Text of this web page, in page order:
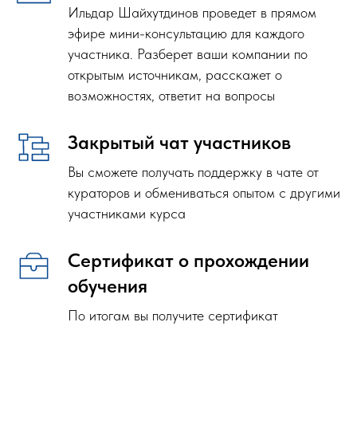
Ильдар Шайхутдинов проведет в прямом
эфире мини-консультацию для каждого
участника. Разберет ваши компании по
открытым источникам, расскажет о
возможностях, ответит на вопросы
Закрытый чат участников
Вы сможете получать поддержку в чате от
кураторов и обмениваться опытом с другими
участниками курса
Сертификат о прохождении
обучения
По итогам вы получите сертификат